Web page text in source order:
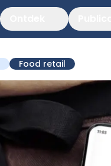
Food retail